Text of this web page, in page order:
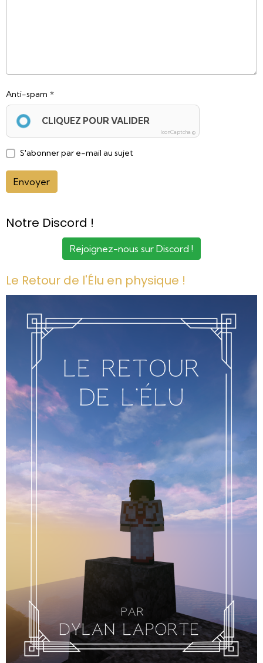
Anti-spam
CLIQUEZ POUR VALIDER
IconCaptcha ©
S'abonner par e-mail au sujet
Envoyer
Notre Discord !
Rejoignez-nous sur Discord !
Le Retour de l'Élu en physique !